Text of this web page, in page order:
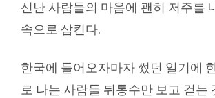
신난 사람들의 마음에 괜히 저주를
속으로 삼킨다.
한국에 들어오자마자 썼던 일기에
로 나는 사람들 뒤통수만 보고 걷는